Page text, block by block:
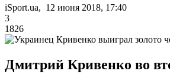
iSport.ua, 12 июня 2018, 17:40
3
1826
Дмитрий Кривенко во